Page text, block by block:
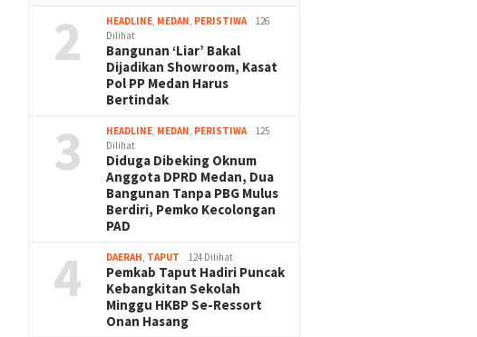
2 HEADLINE, MEDAN, PERISTIWA
126
Dilihat
Bangunan ‘Liar’ Bakal
Dijadikan Showroom, Kasat
Pol PP Medan Harus
Bertindak
3 HEADLINE, MEDAN, PERISTIWA
125
Dilihat
Diduga Dibeking Oknum
Anggota DPRD Medan, Dua
Bangunan Tanpa PBG Mulus
Berdiri, Pemko Kecolongan
PAD
4 DAERAH, TAPUT 124 Dilihat
Pemkab Taput Hadiri Puncak
Kebangkitan Sekolah
Minggu HKBP Se-Ressort
Onan Hasang